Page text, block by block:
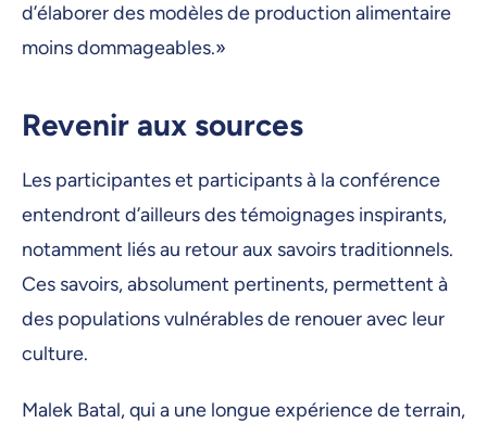
d’élaborer des modèles de production alimentaire
moins dommageables.»
Revenir aux sources
Les participantes et participants à la conférence
entendront d’ailleurs des témoignages inspirants,
notamment liés au retour aux savoirs traditionnels.
Ces savoirs, absolument pertinents, permettent à
des populations vulnérables de renouer avec leur
culture.
Malek Batal, qui a une longue expérience de terrain,